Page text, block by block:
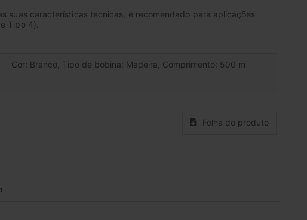
suas características técnicas, é recomendado para aplicações
Tipo 4).
Cor: Branco, Tipo de bobina: Madeira, Comprimento: 500 m
Folha do produto